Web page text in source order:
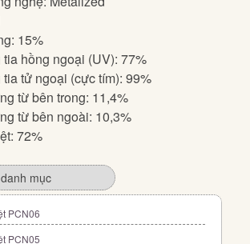
15%
hồng ngoại (UV): 77%
tử ngoại (cực tím): 99%
từ bên trong: 11,4%
từ bên ngoài: 10,3%
72%
mục
PCN06
PCN05